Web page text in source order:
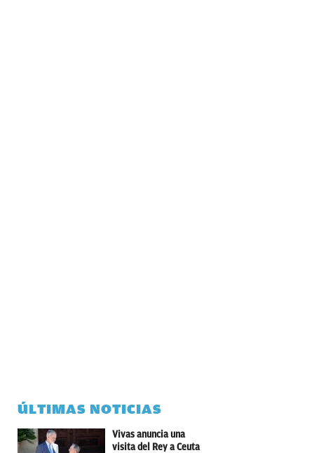
ÚLTIMAS NOTICIAS
Vivas anuncia una
visita del Rey a Ceuta